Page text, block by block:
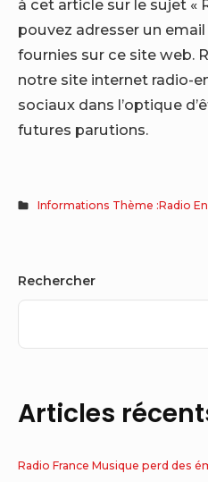
à cet article sur le sujet «
pouvez adresser un
fournies sur ce site web.
notre site internet radio-
sociaux dans l’optique
futures parutions.
Informations Thème :Radio
Sidebar
Widget
Area
Rechercher
Articles
Radio France Musique perd des